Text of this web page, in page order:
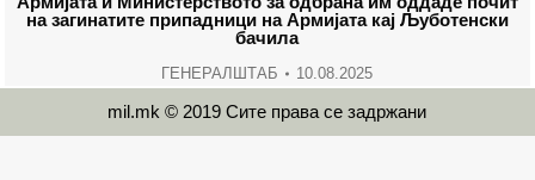
на загинатите припадници на Армијата кај Љуботенски
бачила
ГЕНЕРАЛШТАБ 10.08.2025
mil.mk © 2019 Сите права се задржани